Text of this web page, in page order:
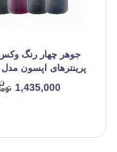
جوهر چهار رنگ
پرینترهای اپسون مدل 100ml
1,435,000